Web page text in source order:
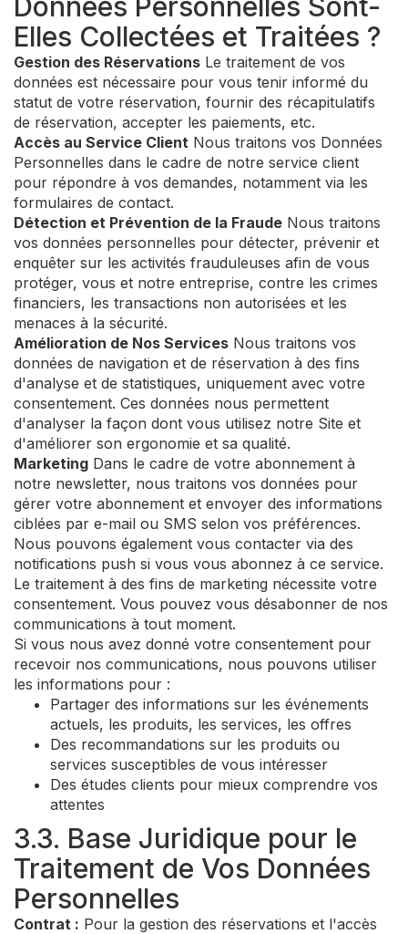
Elles Collectées et Traitées ?
Gestion des Réservations Le traitement de vos
données est nécessaire pour vous tenir informé du
statut de votre réservation, fournir des récapitulatifs
de réservation, accepter les paiements, etc.
Accès au Service Client Nous traitons vos Données
Personnelles dans le cadre de notre service client
pour répondre à vos demandes, notamment via les
formulaires de contact.
Détection et Prévention de la Fraude Nous traitons
vos données personnelles pour détecter, prévenir et
enquêter sur les activités frauduleuses afin de vous
protéger, vous et notre entreprise, contre les crimes
financiers, les transactions non autorisées et les
menaces à la sécurité.
Amélioration de Nos Services Nous traitons vos
données de navigation et de réservation à des fins
d'analyse et de statistiques, uniquement avec votre
consentement. Ces données nous permettent
d'analyser la façon dont vous utilisez notre Site et
d'améliorer son ergonomie et sa qualité.
Marketing Dans le cadre de votre abonnement à
notre newsletter, nous traitons vos données pour
gérer votre abonnement et envoyer des informations
ciblées par e-mail ou SMS selon vos préférences.
Nous pouvons également vous contacter via des
notifications push si vous vous abonnez à ce service.
Le traitement à des fins de marketing nécessite votre
consentement. Vous pouvez vous désabonner de nos
communications à tout moment.
Si vous nous avez donné votre consentement pour
recevoir nos communications, nous pouvons utiliser
les informations pour :
Partager des informations sur les événements
actuels, les produits, les services, les offres
Des recommandations sur les produits ou
services susceptibles de vous intéresser
Des études clients pour mieux comprendre vos
attentes
3.3. Base Juridique pour le
Traitement de Vos Données
Personnelles
Contrat : Pour la gestion des réservations et l'accès